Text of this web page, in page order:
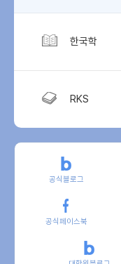
한국학
RKS
공식블로그
공식페이스북